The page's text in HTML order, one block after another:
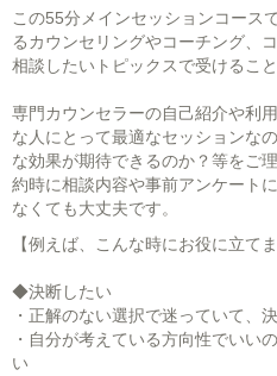
この55分メインセッションコース
るカウンセリングやコーチング、
相談したいトピックスで受けること
専門カウンセラーの自己紹介や利
な人にとって最適なセッションな
な効果が期待できるのか？等をご
約時に相談内容や事前アンケート
なくても大丈夫です。
【例えば、こんな時にお役に立てま
◆決断したい
・正解のない選択で迷っていて、
・自分が考えている方向性でいい
い